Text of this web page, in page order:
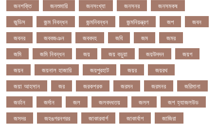
জনশক্তি
জনশুমারি জনসংখ্যা জনসনর
জনসমকষ
জন্ডিস
জন্ম নিবন্ধন জন্মনিবন্ধন জন্মনিয়ন্ত্রণ জপ
জবন
জবনর
জববজঞন জববদহ জবি জম
জমর
জমি
জমি নিবন্ধন জয় জয় বড়ুয়া জয়উদদন
জয়গ
জয়ন
জয়নাল হাজারি জয়পুরহাট জয়র
জয়রথ
জয়া আহসান
জর জরকশরক জরমন জরমনর
জরিমানা
জর্ডান
জর্দান জল জলবদধতয় জলল
জশ হ্যাজলউড
জসদর
জহঙগরনগরর জাকারবার্গ জাকার্বাগ
জাজিরা